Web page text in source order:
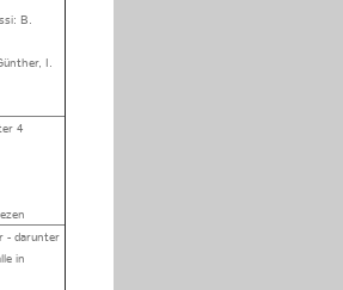
B.
I.
4
- darunter
in